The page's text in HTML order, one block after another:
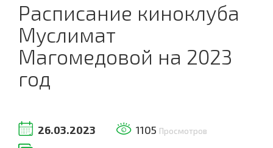
Расписание киноклуба
Муслимат
Магомедовой на 2023
год
26.03.2023 1105 Просмотров